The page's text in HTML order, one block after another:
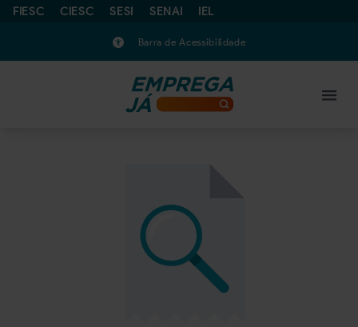
FIESC CIESC SESI SENAI IEL
Barra de Acessibilidade